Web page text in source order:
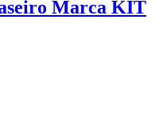
Marca KIT